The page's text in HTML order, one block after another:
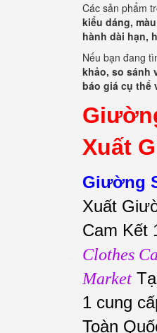
Các sản phẩm
kiểu dáng,
hành dài hạn,
Nếu bạn đang
khảo, so sánh
báo giá cụ thể
Xuất
Giường
Xuất
Cam Kết
Clothes
Market
1 cung
Toàn